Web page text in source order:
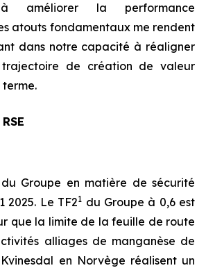
à améliorer la performance
atouts fondamentaux me rendent
dans notre capacité à réaligner
de création de valeur
Groupe en matière de sécurité
2025. Le TF21 du Groupe à 0,6 est
que la limite de la feuille de route
alliages de manganèse de
en Norvège réalisent un